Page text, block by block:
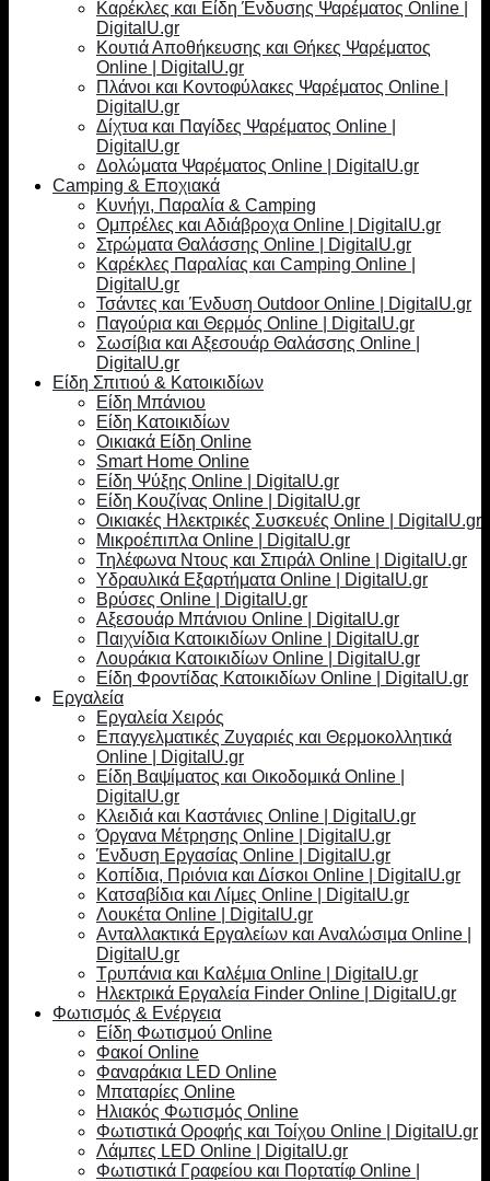
Καρέκλες και Είδη Ένδυσης Ψαρέματος Online |
DigitalU.gr
Κουτιά Αποθήκευσης και Θήκες Ψαρέματος
Online | DigitalU.gr
Πλάνοι και Κοντοφύλακες Ψαρέματος Online |
DigitalU.gr
Δίχτυα και Παγίδες Ψαρέματος Online |
DigitalU.gr
Δολώματα Ψαρέματος Online | DigitalU.gr
Camping & Εποχιακά
Κυνήγι, Παραλία & Camping
Ομπρέλες και Αδιάβροχα Online | DigitalU.gr
Στρώματα Θαλάσσης Online | DigitalU.gr
Καρέκλες Παραλίας και Camping Online |
DigitalU.gr
Τσάντες και Ένδυση Outdoor Online | DigitalU.gr
Παγούρια και Θερμός Online | DigitalU.gr
Σωσίβια και Αξεσουάρ Θαλάσσης Online |
DigitalU.gr
Είδη Σπιτιού & Κατοικιδίων
Είδη Μπάνιου
Είδη Κατοικιδίων
Οικιακά Είδη Online
Smart Home Online
Είδη Ψύξης Online | DigitalU.gr
Είδη Κουζίνας Online | DigitalU.gr
Οικιακές Ηλεκτρικές Συσκευές Online | DigitalU.gr
Μικροέπιπλα Online | DigitalU.gr
Τηλέφωνα Ντους και Σπιράλ Online | DigitalU.gr
Υδραυλικά Εξαρτήματα Online | DigitalU.gr
Βρύσες Online | DigitalU.gr
Αξεσουάρ Μπάνιου Online | DigitalU.gr
Παιχνίδια Κατοικιδίων Online | DigitalU.gr
Λουράκια Κατοικιδίων Online | DigitalU.gr
Είδη Φροντίδας Κατοικιδίων Online | DigitalU.gr
Εργαλεία
Εργαλεία Χειρός
Επαγγελματικές Ζυγαριές και Θερμοκολλητικά
Online | DigitalU.gr
Είδη Βαψίματος και Οικοδομικά Online |
DigitalU.gr
Κλειδιά και Καστάνιες Online | DigitalU.gr
Όργανα Μέτρησης Online | DigitalU.gr
Ένδυση Εργασίας Online | DigitalU.gr
Κοπίδια, Πριόνια και Δίσκοι Online | DigitalU.gr
Κατσαβίδια και Λίμες Online | DigitalU.gr
Λουκέτα Online | DigitalU.gr
Ανταλλακτικά Εργαλείων και Αναλώσιμα Online |
DigitalU.gr
Τρυπάνια και Καλέμια Online | DigitalU.gr
Ηλεκτρικά Εργαλεία Finder Online | DigitalU.gr
Φωτισμός & Ενέργεια
Είδη Φωτισμού Online
Φακοί Online
Φαναράκια LED Online
Μπαταρίες Online
Ηλιακός Φωτισμός Online
Φωτιστικά Οροφής και Τοίχου Online | DigitalU.gr
Λάμπες LED Online | DigitalU.gr
Φωτιστικά Γραφείου και Πορτατίφ Online |